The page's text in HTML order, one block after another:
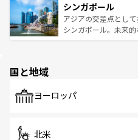
参照してほしい。
激する。気候は一年中
が待っている。親し
た文化、そして多様
み、どこを訪れても感
ており、効率よく見
うな絶景から文化的
シンガポール
アジアの交差点とし
シンガポール。未来
で、ホーカーズは地元
国と地域
ヨーロッパ
北米